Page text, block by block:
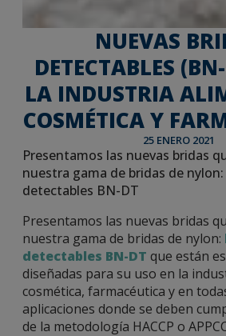
NUEVAS
DETECTABLES
LA INDUSTRIA
COSMÉTICA Y
25 ENERO 2021
Presentamos las nuevas bridas
nuestra gama de bridas de nylon:
detectables BN-DT
Presentamos las nuevas bridas
nuestra gama de bridas de nylon:
detectables BN-DT que están
diseñadas para su uso en la
cosmética, farmacéutica y en
aplicaciones donde se deben
de la metodología HACCP o